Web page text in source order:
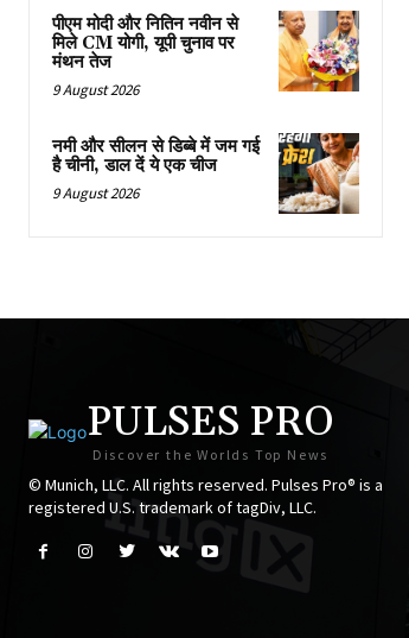
पीएम मोदी और नितिन नवीन से
मिले CM योगी, यूपी चुनाव पर
मंथन तेज
9 August 2026
नमी और सीलन से डिब्बे में जम गई
है चीनी, डाल दें ये एक चीज
9 August 2026
PULSES PRO
Discover the Worlds Top News
© Munich, LLC. All rights reserved. Pulses Pro® is a
registered U.S. trademark of tagDiv, LLC.